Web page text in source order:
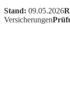
Stand: 09.05.2026
Versicherungen